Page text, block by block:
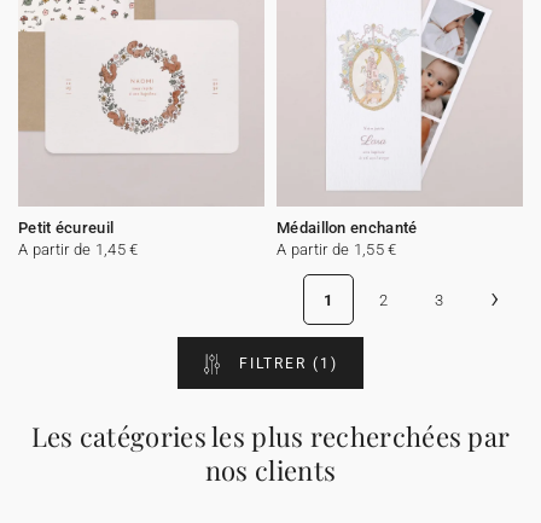
Petit écureuil
A partir de 1,45 €
Médaillon enchanté
A partir de 1,55 €
1 2 3 ›
FILTRER (1)
Les catégories les plus recherchées par
nos clients